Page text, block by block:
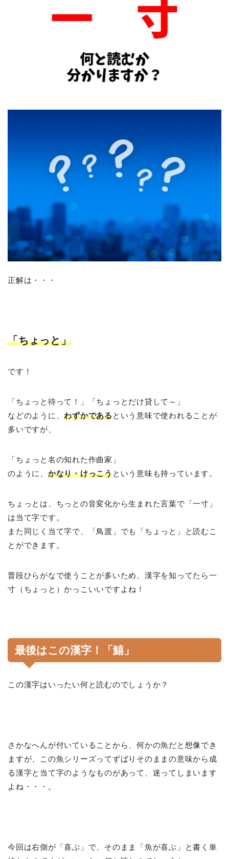
正解は・・・
「ちょっと」
です！
「ちょっと待って！」「ちょっとだけ貸して～」
などのように、わずかであるという意味で使われることが
多いですが、
「ちょっと名の知れた作曲家」
のように、 かなり・けっこうという意味も持っています。
ちょっとは、ちっとの音変化から生まれた言葉で「一寸」
は当て字です。
また同じく当て字で、「鳥渡」でも「ちょっと」と読むこ
とができます。
普段ひらがなで使うことが多いため、漢字を知ってたら一
寸（ちょっと）かっこいいですよね！
最後はこの漢字！「鱚」
この漢字はいったい何と読むのでしょうか？
さかなへんが付いていることから、何かの魚だと想像でき
ますが、この魚シリーズってずばりそのままの意味から成
る漢字と当て字のようなものがあって、迷ってしまいます
よね・・・。
今回は右側が「喜ぶ」で、そのまま「魚が喜ぶ」と書く単